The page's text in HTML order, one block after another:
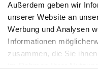
Außerdem geben wir
unserer Website an
Werbung und Analysen
Informationen
zusammen, die Sie